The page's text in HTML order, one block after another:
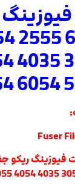
Fuser
فیوزینگ